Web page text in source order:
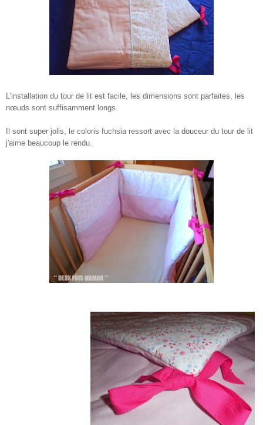
L'installation du tour de lit est facile, les dimensions sont parfaites, les
nœuds sont suffisamment longs.
Il sont super jolis, le coloris fuchsia ressort avec la douceur du tour de lit
j'aime beaucoup le rendu.